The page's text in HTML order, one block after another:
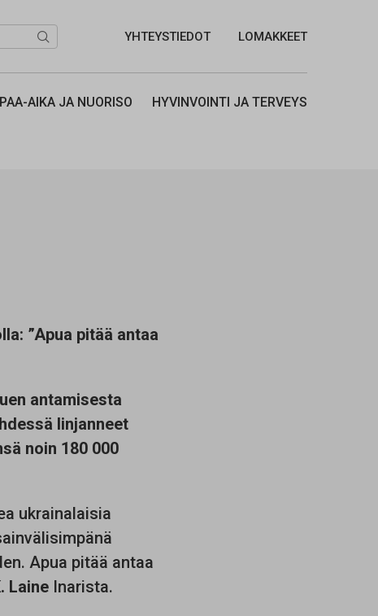
Hae... YHTEYSTIEDOT LOMAKKEET
AIKA JA NUORISO HYVINVOINTI JA TERVEYS
: ”Apua pitää antaa
antamisesta
linjanneet
noin 180 000
ukrainalaisia
Apua pitää antaa
LaineInarista.